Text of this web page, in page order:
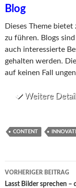
Blog
Dieses Theme
zu führen. Blogs
auch interessierte
gehalten werden.
auf keinen Fall
Weitere
CONTENT
Navigation
VORHERIGER BEITRAG
Lasst Bilder sprechen –